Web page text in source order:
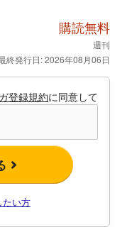
購読無料
週刊
終発行日: 2026年08月06日
登録規約に同意して
い方